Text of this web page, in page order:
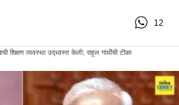
12
शिक्षण व्यवस्था उद्ध्वस्त केली; राहुल गांधींची टीका